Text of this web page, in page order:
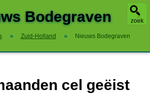
zoek
Bodegraven
» Zuid-Holland » Nieuws Bodegraven
cel geëist